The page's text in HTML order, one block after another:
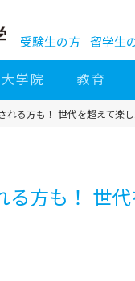
受験生の方 留学生
学院 教育
れる方も！ 世代を超えて楽し
る方も！ 世